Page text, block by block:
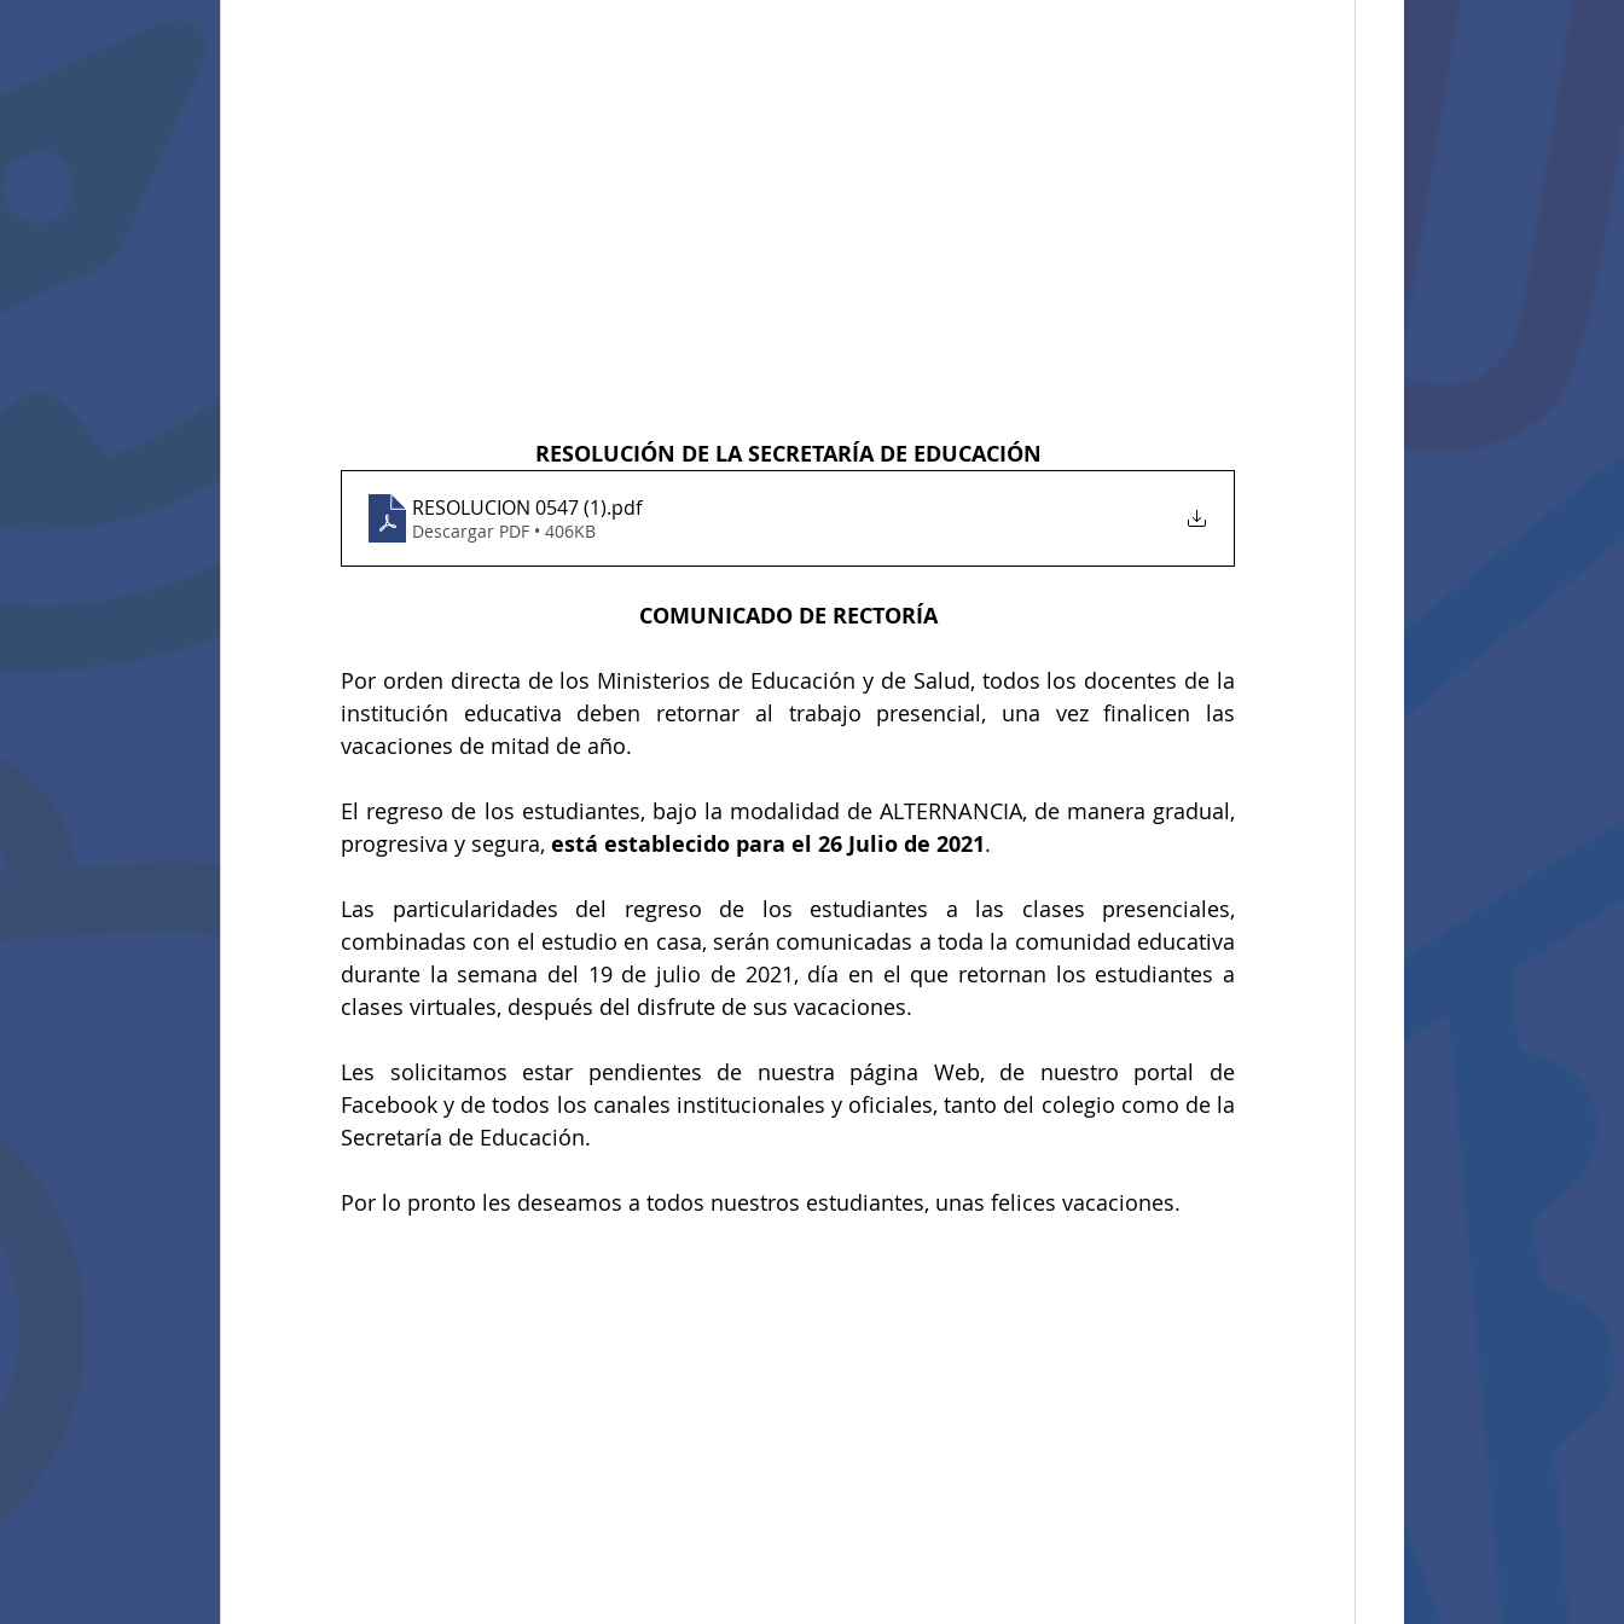
RESOLUCIÓN DE LA SECRETARÍA DE EDUCACIÓN
RESOLUCION 0547 (1).pdf
Descargar PDF • 406KB
COMUNICADO DE RECTORÍA
Por orden directa de los Ministerios de Educación y de Salud, todos los docentes de la
institución educativa deben retornar al trabajo presencial, una vez finalicen las
vacaciones de mitad de año.
El regreso de los estudiantes, bajo la modalidad de ALTERNANCIA, de manera gradual,
progresiva y segura, está establecido para el 26 Julio de 2021.
Las particularidades del regreso de los estudiantes a las clases presenciales,
combinadas con el estudio en casa, serán comunicadas a toda la comunidad educativa
durante la semana del 19 de julio de 2021, día en el que retornan los estudiantes a
clases virtuales, después del disfrute de sus vacaciones.
Les solicitamos estar pendientes de nuestra página Web, de nuestro portal de
Facebook y de todos los canales institucionales y oficiales, tanto del colegio como de la
Secretaría de Educación.
Por lo pronto les deseamos a todos nuestros estudiantes, unas felices vacaciones.